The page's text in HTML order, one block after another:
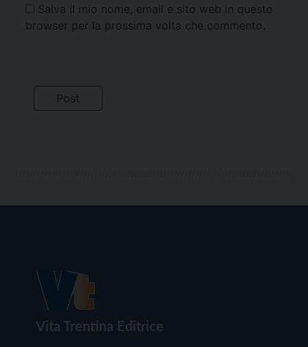
Salva il mio nome, email e sito web in questo
browser per la prossima volta che commento.
Vita Trentina Editrice